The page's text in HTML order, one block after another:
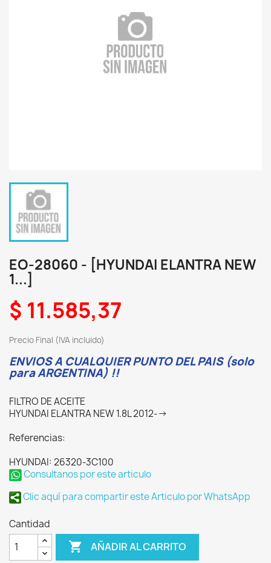
EO-28060 - [HYUNDAI ELANTRA NEW
1...]
$ 11.585,37
Precio Final (IVA incluido)
ENVIOS A CUALQUIER PUNTO DEL PAIS (solo
para ARGENTINA) !!
FILTRO DE ACEITE
HYUNDAI ELANTRA NEW 1.8L 2012-->
Referencias:
HYUNDAI: 26320-3C100
Consultanos por este articulo
Clic aquí para compartir este Articulo por WhatsApp
Cantidad
 AÑADIR AL CARRITO